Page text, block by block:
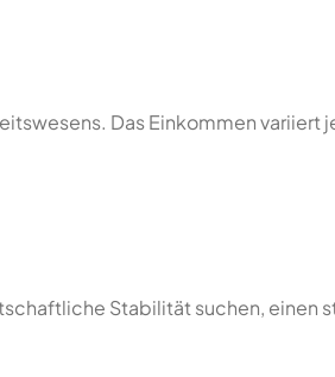
Das Einkommen variiert
Stabilität suchen, einen